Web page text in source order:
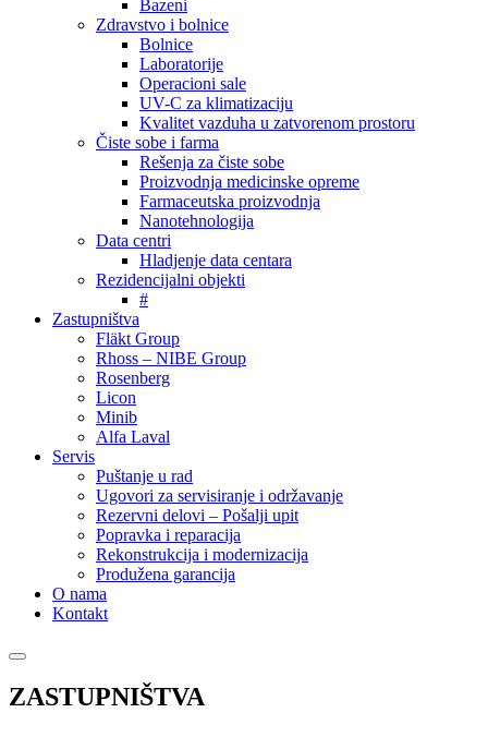
Bazeni
Zdravstvo i bolnice
Bolnice
Laboratorije
Operacioni sale
UV-C za klimatizaciju
Kvalitet vazduha u zatvorenom prostoru
Čiste sobe i farma
Rešenja za čiste sobe
Proizvodnja medicinske opreme
Farmaceutska proizvodnja
Nanotehnologija
Data centri
Hladjenje data centara
Rezidencijalni objekti
#
Zastupništva
Fläkt Group
Rhoss – NIBE Group
Rosenberg
Licon
Minib
Alfa Laval
Servis
Puštanje u rad
Ugovori za servisiranje i održavanje
Rezervni delovi – Pošalji upit
Popravka i reparacija
Rekonstrukcija i modernizacija
Produžena garancija
O nama
Kontakt
ZASTUPNIŠTVA